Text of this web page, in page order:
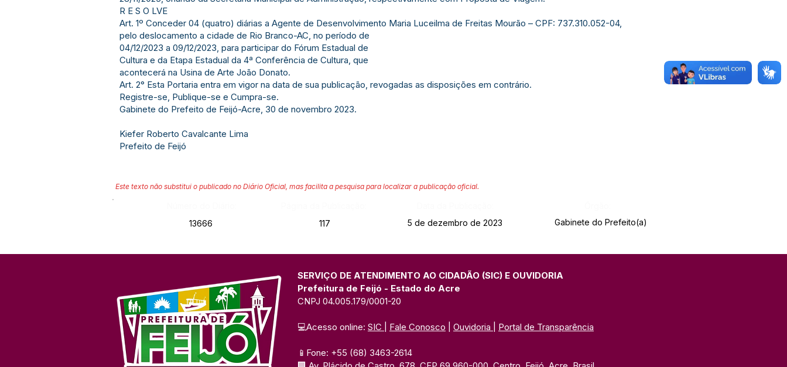
R E S O LVE
Art. 1º Conceder 04 (quatro) diárias a Agente de Desenvolvimento Maria Luceilma de Freitas Mourão – CPF: 737.310.052-04,
pelo deslocamento a cidade de Rio Branco-AC, no período de
04/12/2023 a 09/12/2023, para participar do Fórum Estadual de
Cultura e da Etapa Estadual da 4ª Conferência de Cultura, que
acontecerá na Usina de Arte João Donato.
Art. 2° Esta Portaria entra em vigor na data de sua publicação, revogadas as disposições em contrário.
Registre-se, Publique-se e Cumpra-se.
Gabinete do Prefeito de Feijó-Acre, 30 de novembro 2023.
Kiefer Roberto Cavalcante Lima
Prefeito de Feijó
Este texto não substitui o publicado no Diário Oficial, mas facilita a pesquisa para localizar a publicação oficial.
13666
117 5 de dezembro de 2023 Gabinete do Prefeito(a)
SERVIÇO DE ATENDIMENTO AO CIDADÃO (SIC) E OUVIDORIA
Prefeitura de Feijó - Estado do Acre
CNPJ 04.005.179/0001-20
💻Acesso online: SIC Fale Conosco Ouvidoria Portal de Transparência
📱Fone: +55 (68) 3463-2614